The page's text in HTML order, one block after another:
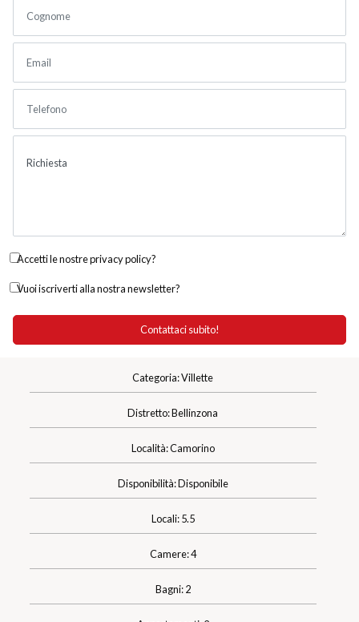
Accetti le nostre privacy policy?
Vuoi iscriverti alla nostra newsletter?
Categoria: Villette
Distretto: Bellinzona
Località: Camorino
Disponibilità: Disponibile
Locali: 5.5
Camere: 4
Bagni: 2